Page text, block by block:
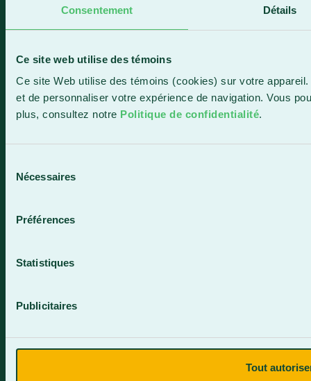
Consentement Détails
Ce site web utilise des témoins
Ce site Web utilise des témoins (cookies) sur votre
et de personnaliser votre expérience de navigation. Vous
plus, consultez notre Politique de confidentialité.
Nécessaires
Préférences
Statistiques
Publicitaires
Tout
Horaire de la réception
Plan du site
Politique de confidentialité